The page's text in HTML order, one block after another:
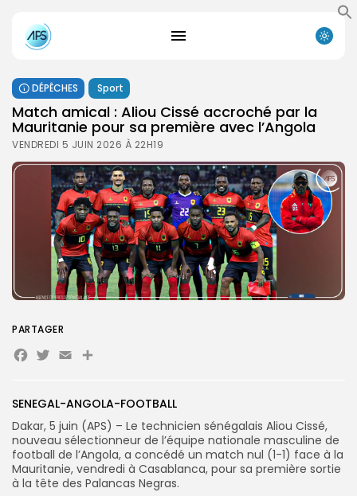
for:
FR
DÉPÊCHES Sport
Match amical : Aliou Cissé accroché par la
Mauritanie pour sa première avec l’Angola
VENDREDI 5 JUIN 2026 À 22H19
SENEGAL-ANGOLA-FOOTBALL
Dakar, 5 juin (APS) – Le technicien sénégalais Aliou Cissé,
nouveau sélectionneur de l’équipe nationale masculine de
football de l’Angola, a concédé un match nul (1-1) face à la
Mauritanie, vendredi à Casablanca, pour sa première sortie
à la tête des Palancas Negras.
PARTAGER
Facebook
Twitter
EmailPartager